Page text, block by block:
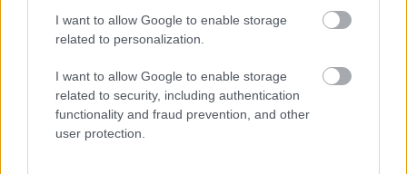
I want to allow Google to enable storage
related to personalization.
I want to allow Google to enable storage
related to security, including authentication
functionality and fraud prevention, and other
user protection.
módszer bizonyított már az önkormányzati
választáson. Elég ha csupán Budapest
megnyerésére gondolunk, vagy Kecskemétre,
ahol soha ilyen szoros nem volt a felállás a
közgyűlésben.